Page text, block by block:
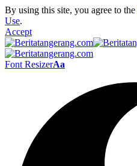
By using this site, you agree to the
Use.
Accept
Font ResizerAa